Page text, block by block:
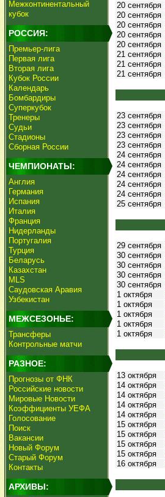
Межконтинентальный
кубок
РОССИЯ:
Премьер-лига
Первая лига
Вторая лига
Кубок России
Календарь
Бомбардиры
Суперкубок
Тренеры
Судьи
Стадионы
Сборная России
ЧЕМПИОНАТЫ:
Англия
Германия
Испания
Италия
Франция
Нидерланды
Португалия
Турция
Беларусь
Казахстан
MLS
Саудовская Аравия
Узбекистан
МЕЖСЕЗОНЬЕ:
Трансферы
Контрольные матчи
РАЗНОЕ:
Прогнозы от ФНК
Российские новости
Мировые Новости
Коэффициенты УЕФА
Голосование
Поиск
Вакансии
Новый Форум
Старый Форум
Контакты
АРХИВЫ:
20 сентября
20 сентября
20 сентября
20 сентября
20 сентября
21 сентября
21 сентября
21 сентября
23 сентября
23 сентября
23 сентября
23 сентября
24 сентября
24 сентября
24 сентября
24 сентября
24 сентября
25 сентября
29 сентября
30 сентября
30 сентября
30 сентября
30 сентября
1 октября
1 октября
1 октября
1 октября
1 октября
13 октября
14 октября
14 октября
14 октября
14 октября
15 октября
15 октября
15 октября
15 октября
16 октября